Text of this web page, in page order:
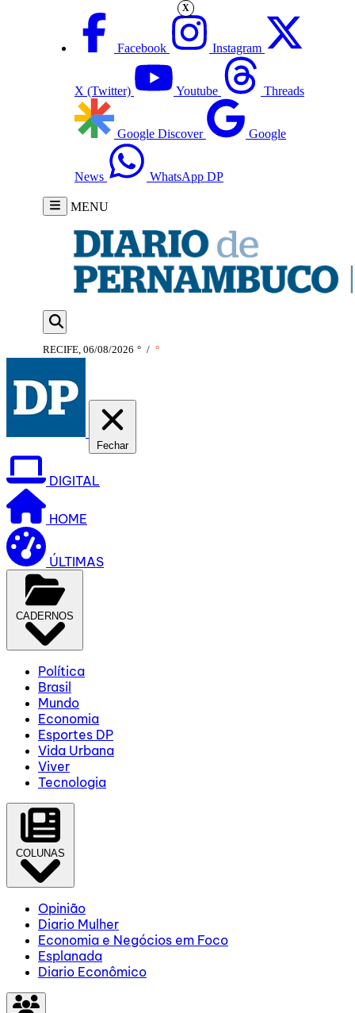
Facebook Instagram
X (Twitter) Youtube Threads
Google Discover Google
News WhatsApp DP
MENU
RECIFE, 06/08/2026 ° / °
Fechar
DIGITAL
HOME
ÚLTIMAS
CADERNOS
Política
Brasil
Mundo
Economia
Esportes DP
Vida Urbana
Viver
Tecnologia
COLUNAS
Opinião
Diario Mulher
Economia e Negócios em Foco
Esplanada
Diario Econômico
X